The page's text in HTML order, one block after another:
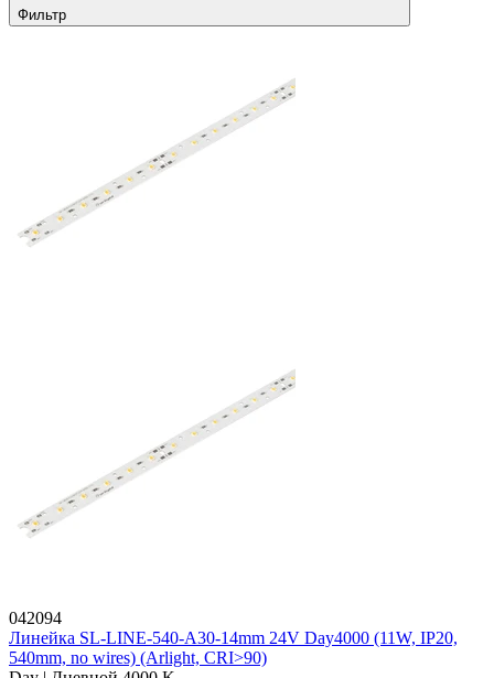
Фильтр
042094
Линейка SL-LINE-540-A30-14mm 24V Day4000 (11W, IP20,
540mm, no wires) (Arlight, CRI>90)